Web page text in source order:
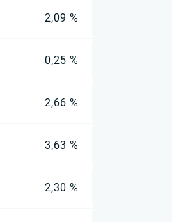
2,09 %
0,25 %
2,66 %
3,63 %
2,30 %